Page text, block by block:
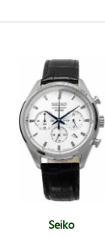
Seiko